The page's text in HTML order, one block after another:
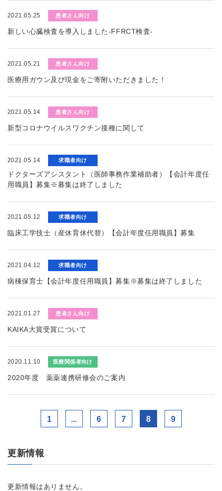
2021.05.25 患者さん向け
新しい心臓検査を導入しました-FFRCT検査-
2021.05.21 患者さん向け
医療用ガウン及び現金をご寄附いただきました！
2021.05.14 患者さん向け
新型コロナウイルスワクチン接種に関して
2021.05.14 求職者向け
ドクターズアシスタント（医師事務作業補助者）【会計年度任
用職員】募集※募集は終了しました
2021.05.12 求職者向け
臨床工学技士（産休育休代替）【会計年度任用職員】募集
2021.04.12 求職者向け
病棟保育士【会計年度任用職員】募集※募集は終了しました
2021.01.27 患者さん向け
KAIKA大賞受賞について
2020.11.10 医療関係者向け
2020年度 薬薬連携研修会のご案内
1 ... 6 7 8 9
更新情報
更新情報はありません。